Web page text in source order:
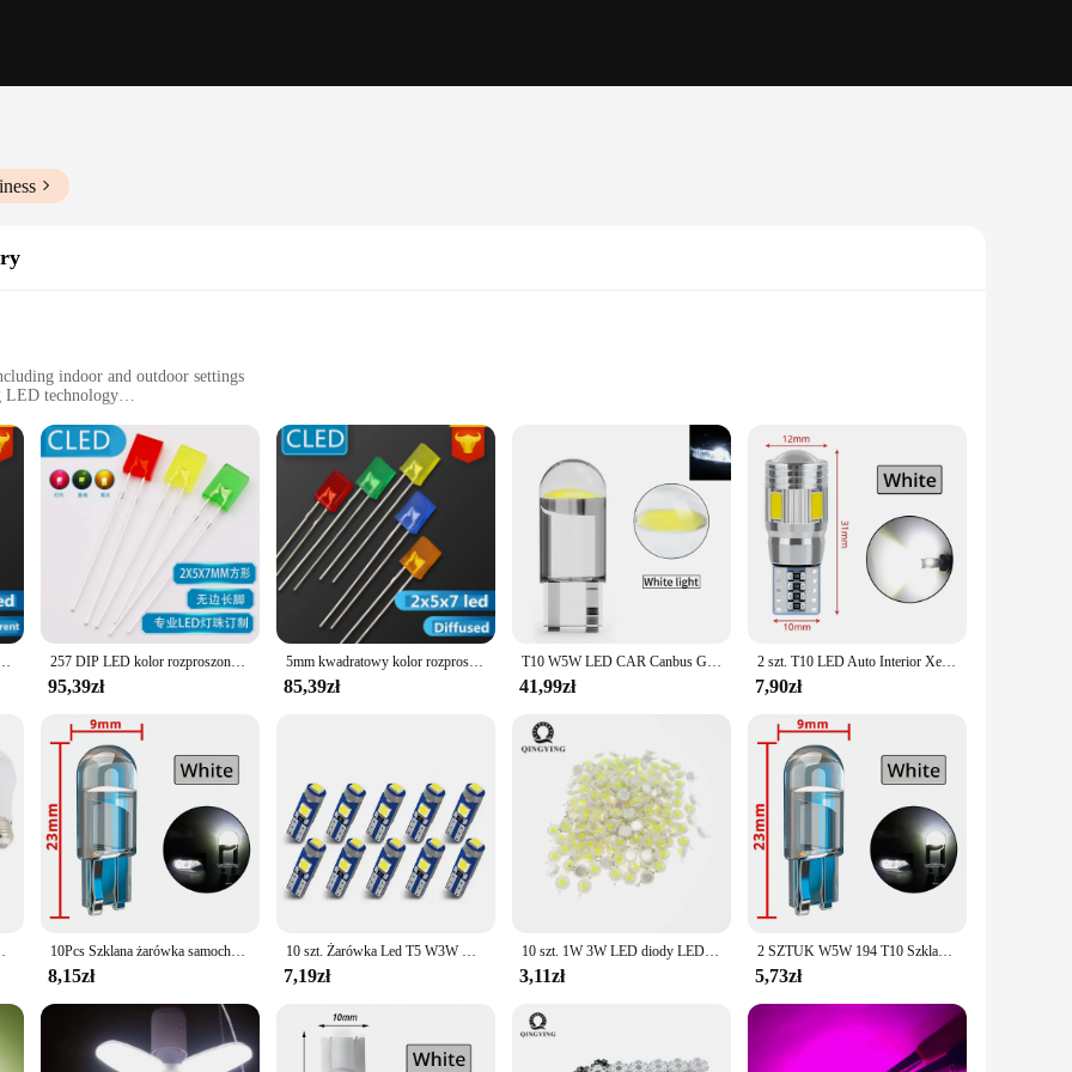
indoor and outdoor settings
LED technology
lighting solution
efficient lighting solution for both residential and commercial spaces. The LED technology ensures a longer lifespan compared to
The energy-efficient nature of these lights not only helps in reducing electricity bills but also contributes to a greener
office, or any other indoor or outdoor area, these LED lights are an excellent choice.
of scenarios. They are perfect for illuminating pathways, driveways, or any area where additional lighting is needed. The sleek
spaces without compromising on brightness. These lights are also ideal for use in commercial settings such as retail stores,
and improve visibility.
a hassle-free process. Whether you're a homeowner, a business owner, or a vendor looking for reliable lighting solutions,
for wholesale purchase, making them an attractive option for suppliers and vendors looking to stock up on high-quality lighting
ciepła biała/czerwona/zielona/niebieska/żółta/biała/różowa 2x5x7 dioda LED 257 DIP LED kolor rozproszony żarówka LED bez frędzli 5mm kwadrat czerwony/zielony/żółty 2x5x7 wskazuje diodę LED dioda LED
95,39zł
5mm kwadratowy kolor rozproszony żarówka LED 257 DIP LED ciepły biały/czerwony/zielony/niebieski/żółty/biały 2x5x7 wskazuje diodę LED
85,39zł
T10 W5W LED CAR Canbus Glass COB 6000k czytający lampa kopułkowa Marker klinowy oświetlenie tablicy rejestracyjnej żarówka 168 194 192 DC 12V biały niebieski czerwony
41,99zł
2 szt. T10 LED Auto Interior Xenon White Blue Pink CANBUS 5630 6SMD 12V Żarówka aluminiowa Boczne światła obrysowe Światła postojowe Cob Turn Signal
7,90zł
się, gdy jest awaria zasilania 10Pcs Szklana żarówka samochodowa LED W5W 194 T10 Klinowe oświetlenie tablicy rejestracyjnej Światło kopułkowe Białe Auto Wnętrze Czytanie Bieganie Parking Zapasowe
8,15zł
10 szt. Żarówka Led T5 W3W W1.2W Led Canbus światła wewnątrz samochodu na desce rozdzielczej kolorowy wskaźnik klinowy lampa narzędzie samochodowe 12V
7,19zł
10 szt. 1W 3W LED diody LED wysokiej mocy zimna biała naturalna biel ciepły biały RGB czerwony zielony niebieski żółty źródło światła
3,11zł
2 SZTUK W5W 194 T10 Szklana obudowa Cob LED Żarówka domowa 6000K Klinowe oświetlenie tablicy rejestracyjnej Światło kopułkowe Białe Diedo Automatyczne wnętrze Odczyt 12V DC
5,73zł